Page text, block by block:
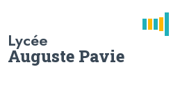
Lycée
Auguste Pavie